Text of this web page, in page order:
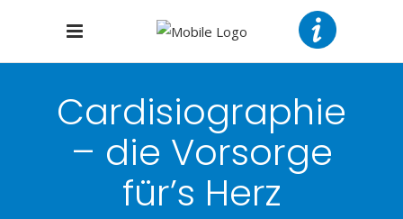
Cardisiographie
– die Vorsorge
für’s Herz